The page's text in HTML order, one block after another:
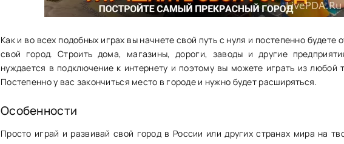
Как и во всех подобных играх вы начнете свой путь с нуля и постепенно будете
свой город. Строить дома, магазины, дороги, заводы и другие
нуждается в подключение к интернету и поэтому вы можете играть из любой
Постепенно у вас закончиться место в городе и нужно будет расширяться.
Особенности
Просто играй и развивай свой город в России или других странах мира на